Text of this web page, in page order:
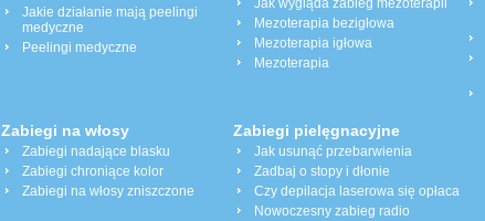
Jakie działanie mają peelingi
medyczne
Peelingi medyczne
Jak wygląda zabieg mezoterapii
Mezoterapia bezigłowa
Mezoterapia igłowa
Mezoterapia
Zabiegi na włosy
Zabiegi nadające blasku
Zabiegi chroniące kolor
Zabiegi na włosy zniszczone
Zabiegi pielęgnacyjne
Jak usunąć przebarwienia
Zadbaj o stopy i dłonie
Czy depilacja laserowa się opłaca
Nowoczesny zabieg radio